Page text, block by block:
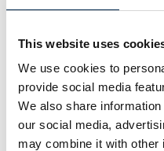
This website uses
We use cookies to
provide social media
We also share
our social media,
may combine it with other
Kenni